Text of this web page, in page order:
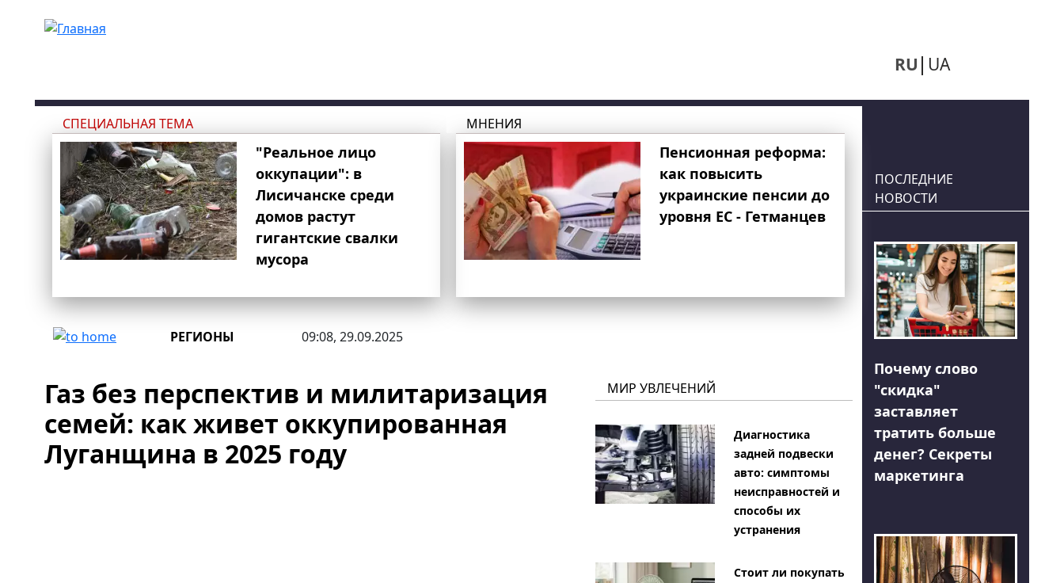
RU UA
СПЕЦИАЛЬНАЯ ТЕМА
"Реальное лицо
оккупации": в
Лисичанске среди
домов растут
гигантские свалки
мусора
МНЕНИЯ
Пенсионная реформа:
как повысить
украинские пенсии до
уровня ЕС - Гетманцев
РЕГИОНЫ 09:08, 29.09.2025
Газ без перспектив и милитаризация
семей: как живет оккупированная
Луганщина в 2025 году
МИР УВЛЕЧЕНИЙ
Диагностика
задней подвески
авто: симптомы
неисправностей и
способы их
устранения
Стоит ли покупать
ПОСЛЕДНИЕ
НОВОСТИ
Почему слово
"скидка"
заставляет
тратить больше
денег? Секреты
маркетинга